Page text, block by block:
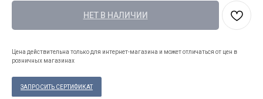
НЕТ В НАЛИЧИИ
Цена действительна только для интернет-магазина и может отличаться от цен в
розничных магазинах
ЗАПРОСИТЬ СЕРТИФИКАТ